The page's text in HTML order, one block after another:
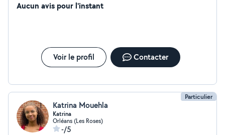
enseigner d'une façon ludique et didactique.
Aucun avis pour l'instant
Voir le profil Contacter
Particulier
Katrina Mouehla
Katrina
Orléans (Les Roses)
-/5